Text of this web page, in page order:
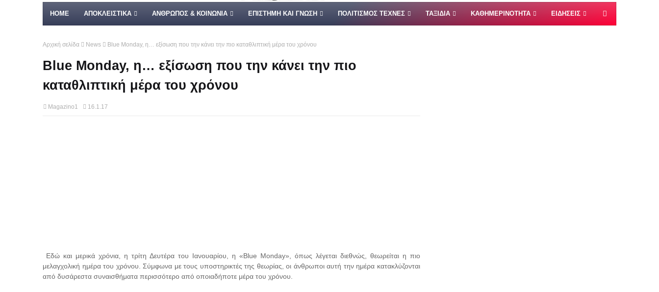
HOME ΑΠΟΚΛΕΙΣΤΙΚΑ ΑΝΘΡΩΠΟΣ & ΚΟΙΝΩΝΙΑ ΕΠΙΣΤΗΜΗ ΚΑΙ ΓΝΩΣΗ ΠΟΛΙΤΙΣΜΟΣ ΤΕΧΝΕΣ ΤΑΞΙΔΙΑ ΚΑΘΗΜΕΡΙΝΟΤΗΤΑ ΕΙΔΗΣΕΙΣ
Αρχική σελίδα News Blue Monday, η… εξίσωση που την κάνει την πιο καταθλιπτική μέρα του χρόνου
Blue Monday, η… εξίσωση που την κάνει την πιο
καταθλιπτική μέρα του χρόνου
Magazino1 16.1.17
Εδώ και μερικά χρόνια, η τρίτη Δευτέρα του Ιανουαρίου, η «Blue Monday», όπως λέγεται διεθνώς, θεωρείται η πιο
μελαγχολική ημέρα του χρόνου. Σύμφωνα με τους υποστηρικτές της θεωρίας, οι άνθρωποι αυτή την ημέρα κατακλύζονται
από δυσάρεστα συναισθήματα περισσότερο από οποιαδήποτε μέρα του χρόνου.